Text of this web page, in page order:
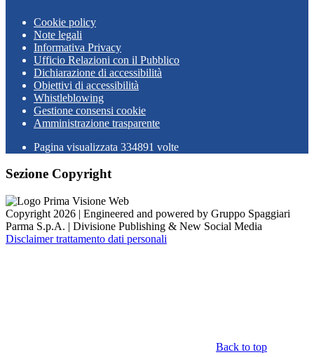
Cookie policy
Note legali
Informativa Privacy
Ufficio Relazioni con il Pubblico
Dichiarazione di accessibilità
Obiettivi di accessibilità
Whistleblowing
Gestione consensi cookie
Amministrazione trasparente
Pagina visualizzata 334891 volte
Sezione Copyright
Copyright 2026 | Engineered and powered by Gruppo Spaggiari
Parma S.p.A. | Divisione Publishing & New Social Media
Disclaimer trattamento dati personali
Back to top